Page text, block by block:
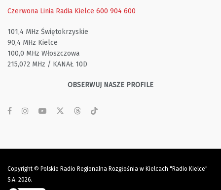
Czerwona Linia Radia Kielce 600 904 600
101,4 MHz Świętokrzyskie
90,4 MHz Kielce
100,0 MHz Włoszczowa
215,072 MHz / KANAŁ 10D
OBSERWUJ NASZE PROFILE
Copyright © Polskie Radio Regionalna Rozgłośnia w Kielcach "Radio Kielce"
S.A. 2026.